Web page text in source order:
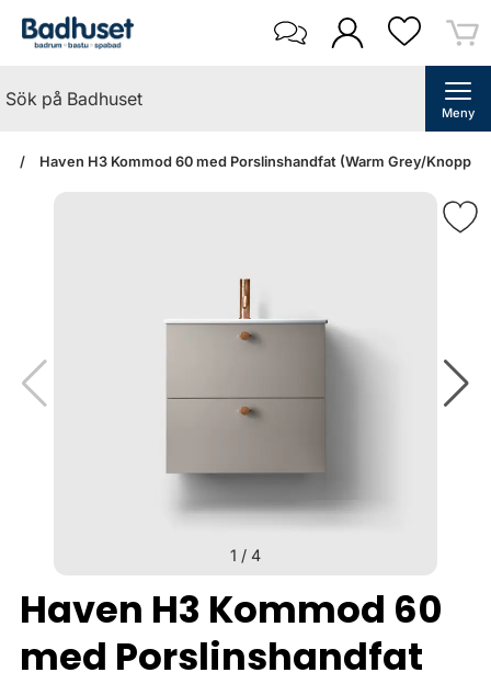
Meny
Haven H3 Kommod 60 med Porslinshandfat (Warm Grey/Knopp
1 / 4
Haven H3 Kommod 60
med Porslinshandfat